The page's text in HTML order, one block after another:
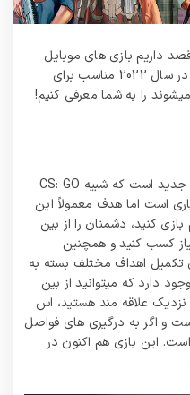
داریم بازی های موبایل
2022 یا بازی های پرطرفدار موبایلی در سال 2022 مناسب برای
آلفا ایس یک بازی اول شخص کاملاً جدید است که شبیه CS: GO
است اما هدف معمولاً این
کنید، دشمنان را از بین
کسب کنید و همچنین
تکمیل اهداف مختلف بسته به
دارد که میتوانید از بین
نزدیک علاقه مند هستید، اس
و اگر به درگیری های فواصل
این بازی هم اکنون در